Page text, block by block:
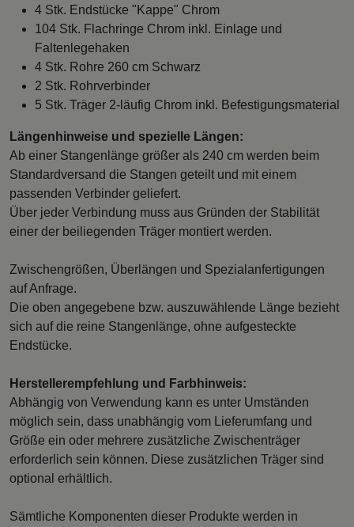
4 Stk. Endstücke "Kappe" Chrom
104 Stk. Flachringe Chrom inkl. Einlage und
Faltenlegehaken
4 Stk. Rohre 260 cm Schwarz
2 Stk. Rohrverbinder
5 Stk. Träger 2-läufig Chrom inkl. Befestigungsmaterial
Längenhinweise und spezielle Längen:
Ab einer Stangenlänge größer als 240 cm werden beim
Standardversand die Stangen geteilt und mit einem
passenden Verbinder geliefert.
Über jeder Verbindung muss aus Gründen der Stabilität
einer der beiliegenden Träger montiert werden.
Zwischengrößen, Überlängen und Spezialanfertigungen
auf Anfrage.
Die oben angegebene bzw. auszuwählende Länge bezieht
sich auf die reine Stangenlänge, ohne aufgesteckte
Endstücke.
Herstellerempfehlung und Farbhinweis:
Abhängig von Verwendung kann es unter Umständen
möglich sein, dass unabhängig vom Lieferumfang und
Größe ein oder mehrere zusätzliche Zwischenträger
erforderlich sein können. Diese zusätzlichen Träger sind
optional erhältlich.
Sämtliche Komponenten dieser Produkte werden in